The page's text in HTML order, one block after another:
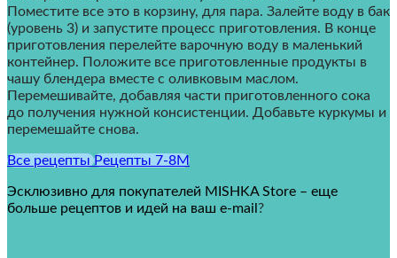
Поместите все это в корзину, для пара. Залейте воду в бак
(уровень 3) и запустите процесс приготовления. В конце
приготовления перелейте варочную воду в маленький
контейнер. Положите все приготовленные продукты в
чашу блендера вместе с оливковым маслом.
Перемешивайте, добавляя части приготовленного сока
до получения нужной консистенции. Добавьте куркумы и
перемешайте снова.
Все рецепты Рецепты 7-8M
Эсклюзивно для покупателей MISHKA Store – еще
больше рецептов и идей на ваш e-mail ?